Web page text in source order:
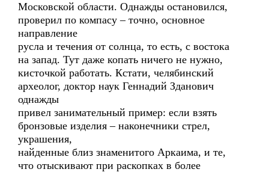
Московской области. Однажды остановился,
проверил по компасу – точно, основное
направление
русла и течения от солнца, то есть, с востока
на запад. Тут даже копать ничего не нужно,
кисточкой работать. Кстати, челябинский
археолог, доктор наук Геннадий Зданович
однажды
привел занимательный пример: если взять
бронзовые изделия – наконечники стрел,
украшения,
найденные близ знаменитого Аркаима, и те,
что отыскивают при раскопках в более